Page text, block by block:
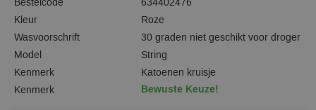
Kleur
Roze
Wasvoorschrift
30 graden niet geschikt voor droger
Model
String
Kenmerk
Katoenen kruisje
Kenmerk
Bewuste Keuze!